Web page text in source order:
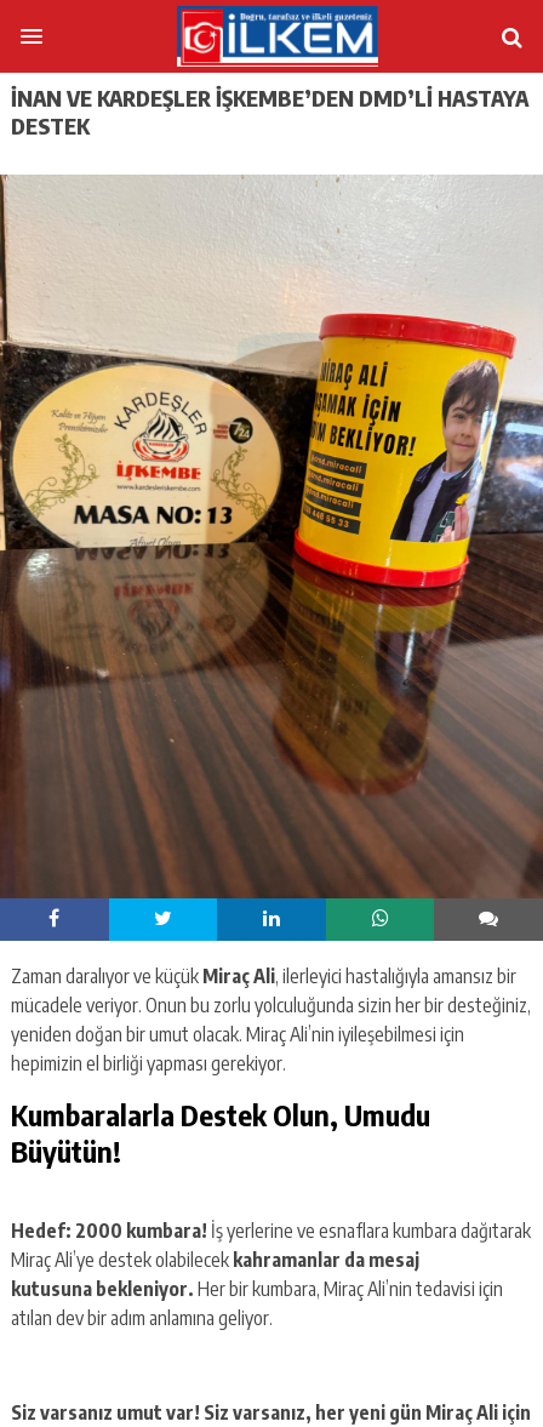
İNAN VE KARDEŞLER İŞKEMBE’DEN DMD’LI HASTAYA
DESTEK
Zaman daralıyor ve küçük Miraç Ali, ilerleyici hastalığıyla amansız bir
mücadele veriyor. Onun bu zorlu yolculuğunda sizin her bir desteğiniz,
yeniden doğan bir umut olacak. Miraç Ali’nin iyileşebilmesi için
hepimizin el birliği yapması gerekiyor.
Kumbaralarla Destek Olun, Umudu
Büyütün!
Hedef: 2000 kumbara! İş yerlerine ve esnaflara kumbara dağıtarak
Miraç Ali’ye destek olabilecek kahramanlar da mesaj
kutusuna bekleniyor. Her bir kumbara, Miraç Ali’nin tedavisi için
atılan dev bir adım anlamına geliyor.
Siz varsanız umut var! Siz varsanız, her yeni gün Miraç Ali için